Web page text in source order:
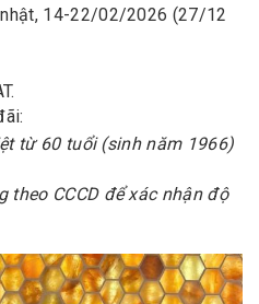
14-22/02/2026 (27/12
từ 60 tuổi (sinh năm 1966)
theo CCCD để xác nhận độ